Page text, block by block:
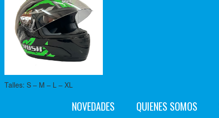
Talles: S – M – L – XL
NOVEDADES QUIENES SOMOS